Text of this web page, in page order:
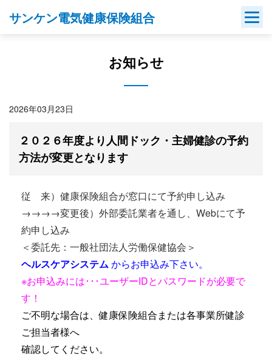
サンケン電気健康保険組合
お知らせ
2026年03月23日
２０２６年度より人間ドック・主婦健診の予約
方法が変更となります
従 来）健康保険組合が窓口にて予約申し込み
→→→→変更後）外部委託業者を通し、Webにて予
約申し込み
＜委託先：一般社団法人労働保健協会＞
ヘルスケアシステムからお申込み下さい。
※お申込みには･･･ユーザーIDとパスワードが必要で
す！
ご不明な場合は、健康保険組合または各事業所健診
ご担当者様へ
確認してください。